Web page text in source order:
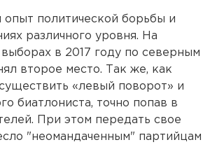
политической борьбы и
различного уровня. На
в 2017 году по северным
второе место. Так же, как
«левый поворот» и
биатлониста, точно попав в
При этом передать свое
"неомандаченным" партийцам